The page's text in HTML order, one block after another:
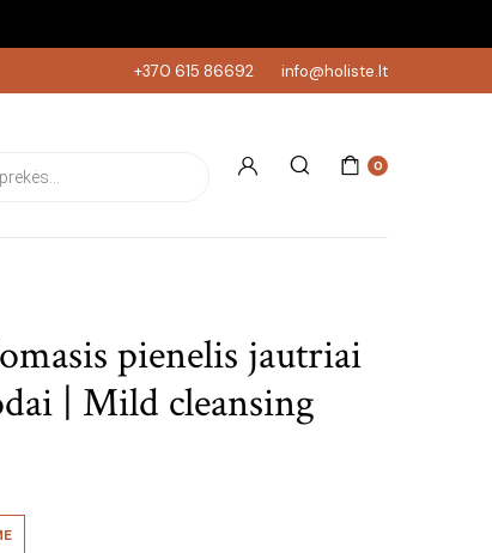
+370 615 86692 info@holiste.lt
0
pienelis jautriai
| Mild cleansing